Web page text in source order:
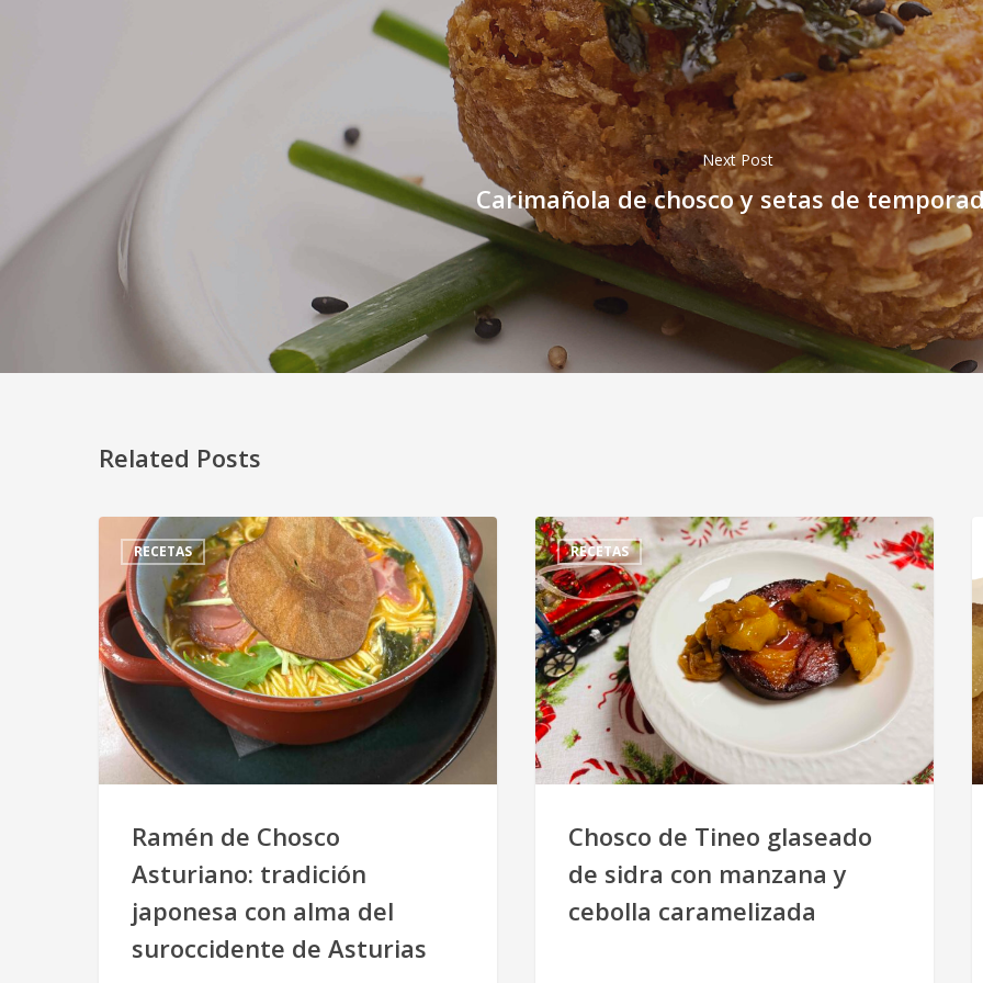
Next Post
Carimañola de chosco y setas de
Related Posts
RECETAS
Ramén de Chosco
Asturiano: tradición
japonesa con alma del
suroccidente de Asturias
RECETAS
Chosco de Tineo glaseado
de sidra con manzana y
cebolla caramelizada